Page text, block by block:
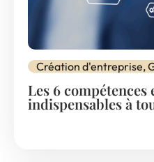
Création d'entreprise,
Les 6 compétences
indispensables à